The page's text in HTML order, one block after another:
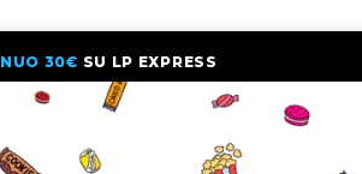
NUO 30€ SU LP EXPRESS